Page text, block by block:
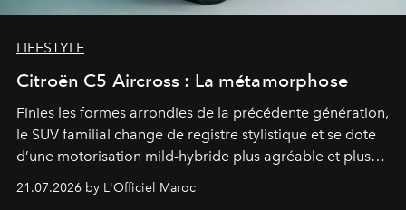
LIFESTYLE
Citroën C5 Aircross : La métamorphose
Finies les formes arrondies de la précédente génération,
le SUV familial change de registre stylistique et se dote
d’une motorisation mild-hybride plus agréable et plus
économe. à n’en pas douter, le nouveau C5 Aircross a
gagné en maturité.
21.07.2026 by L'Officiel Maroc